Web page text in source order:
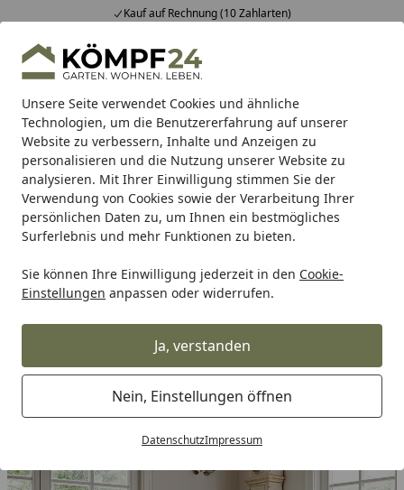
Unsere Seite verwendet Cookies und ähnliche
Technologien, um die Benutzererfahrung auf unserer
Website zu verbessern, Inhalte und Anzeigen zu
personalisieren und die Nutzung unserer Website zu
analysieren. Mit Ihrer Einwilligung stimmen Sie der
Verwendung von Cookies sowie der Verarbeitung Ihrer
persönlichen Daten zu, um Ihnen ein bestmögliches
Surferlebnis und mehr Funktionen zu bieten.
Sie können Ihre Einwilligung jederzeit in den Cookie-
Einstellungen anpassen oder widerrufen.
Ja, verstanden
Nein, Einstellungen öffnen
DatenschutzImpressum
Kauf auf Rechnung (10 Zahlarten)
Alle Produkte
Mein Konto
Suchen
Startseite
Die Esche
Die Esche
Lesezeit: 2 min.
Erstellt am: 15.01.2019,Aktualisiert am: 24.01.2022
Holz eines heimischen Baumes, das gerne für die
dieses Holz als Bodenbelag einzusetzen.